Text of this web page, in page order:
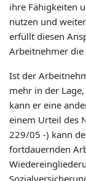
ihre Fähigkeiten
nutzen und
erfüllt diesen
Arbeitnehmer
Ist der
mehr in der
kann er eine
einem Urteil des
229/05 -) kann
fortdauernden